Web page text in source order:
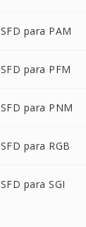
SFD para PAM
SFD para PFM
SFD para PNM
SFD para RGB
SFD para SGI